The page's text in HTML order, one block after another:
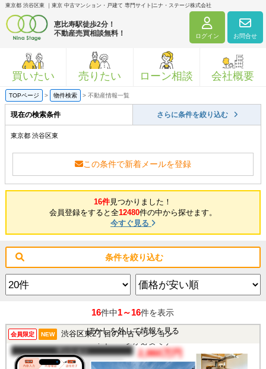
東京都 渋谷区東 ｜東京 中古マンション・戸建て 専門サイト|ニナ・ステージ株式会社
恵比寿駅徒歩2分！
不動産売買相談無料！
ログイン お問合せ
買いたい 売りたい ローン相談 会社概要
TOPページ > 物件検索 > 不動産情報一覧
現在の検索条件 さらに条件を絞り込む
東京都 渋谷区東
この条件で新着メールを登録
16件見つかりました！
会員登録をすると全12480件の中から探せます。
今すぐ見る
条件を絞り込む
16件中1～16件を表示
会員限定 NEW 渋谷区東2丁目の中古マンション
2,860万円
この物件を見るには
ぼかしを外して情報を見る